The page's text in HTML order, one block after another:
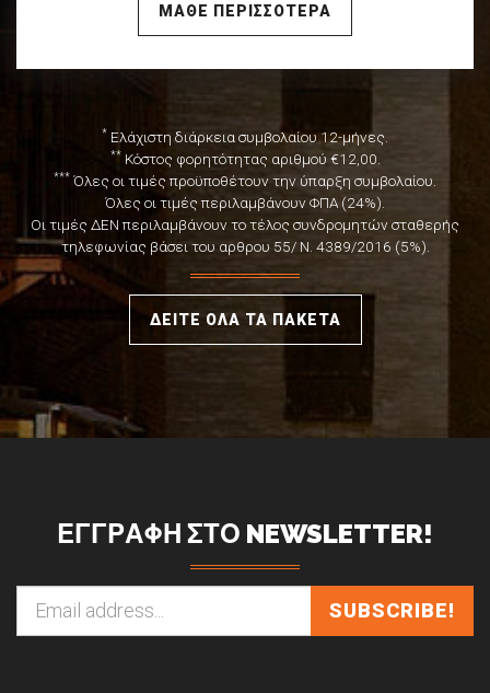
ΜΑΘΕ ΠΕΡΙΣΣΟΤΕΡΑ
* Ελάχιστη διάρκεια συμβολαίου 12-μήνες.
** Κόστος φορητότητας αριθμού €12,00.
*** Όλες οι τιμές προϋποθέτουν την ύπαρξη συμβολαίου.
Όλες οι τιμές περιλαμβάνουν ΦΠΑ (24%).
Οι τιμές ΔΕΝ περιλαμβάνουν το τέλος συνδρομητών σταθερής
τηλεφωνίας βάσει του αρθρου 55/ Ν. 4389/2016 (5%).
ΔΕΙΤΕ ΟΛΑ ΤΑ ΠΑΚΕΤΑ
ΕΓΓΡΑΦΗ ΣΤΟ NEWSLETTER!
SUBSCRIBE!